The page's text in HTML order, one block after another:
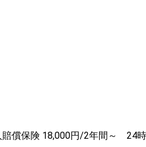
償保険 18,000円/2年間～ 24